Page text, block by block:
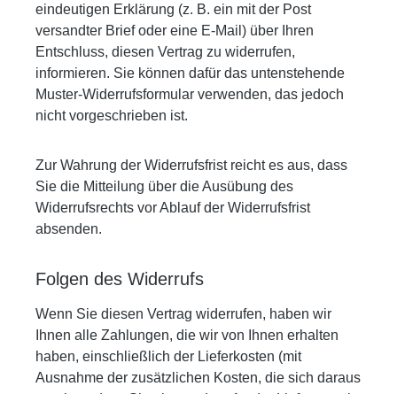
eindeutigen Erklärung (z. B. ein mit der Post
versandter Brief oder eine E-Mail) über Ihren
Entschluss, diesen Vertrag zu widerrufen,
informieren. Sie können dafür das untenstehende
Muster-Widerrufsformular verwenden, das jedoch
nicht vorgeschrieben ist.
Zur Wahrung der Widerrufsfrist reicht es aus, dass
Sie die Mitteilung über die Ausübung des
Widerrufsrechts vor Ablauf der Widerrufsfrist
absenden.
Folgen des Widerrufs
Wenn Sie diesen Vertrag widerrufen, haben wir
Ihnen alle Zahlungen, die wir von Ihnen erhalten
haben, einschließlich der Lieferkosten (mit
Ausnahme der zusätzlichen Kosten, die sich daraus